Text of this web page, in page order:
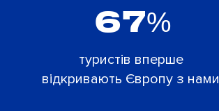
туристів вперше
відкривають Європу з нами
67%